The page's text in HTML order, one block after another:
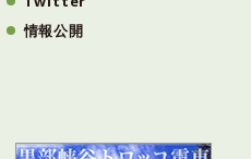
情報公開